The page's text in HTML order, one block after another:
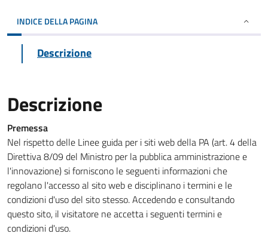
INDICE DELLA PAGINA
Descrizione
Descrizione
Premessa
Nel rispetto delle Linee guida per i siti web della PA (art. 4 della
Direttiva 8/09 del Ministro per la pubblica amministrazione e
l'innovazione) si forniscono le seguenti informazioni che
regolano l'accesso al sito web e disciplinano i termini e le
condizioni d'uso del sito stesso. Accedendo e consultando
questo sito, il visitatore ne accetta i seguenti termini e
condizioni d'uso.